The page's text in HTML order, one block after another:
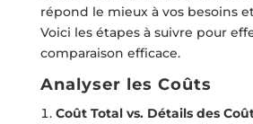
répond le mieux à vos besoins
Voici les étapes à suivre pour
comparaison efficace.
Analyser les Coûts
Coût Total vs. Détails des